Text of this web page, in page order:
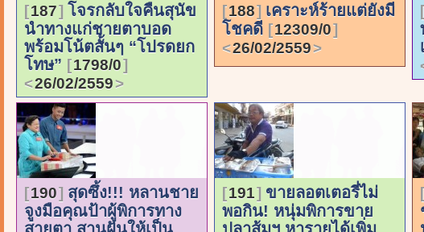
187
โจรกลับใจคืนสุนัข
นำทางแก่ชายตาบอด
พร้อมโน้ตสั้นๆ “โปรดยก
โทษ”
1798/0
26/02/2559
188
เคราะห์ร้ายแต่ยังมี
โชคดี
12309/0
26/02/2559
190
สุดซึ้ง!!! หลานชาย
จูงมือคุณป้าผู้พิการทาง
สายตา สานฝันให้เป็น
191
ขายลอตเตอรี่ไม่
พอกิน! หนุ่มพิการขาย
ปลาส้มฯ หารายได้เพิ่ม